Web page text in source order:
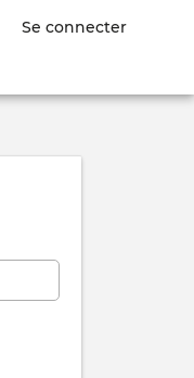
Se connecter